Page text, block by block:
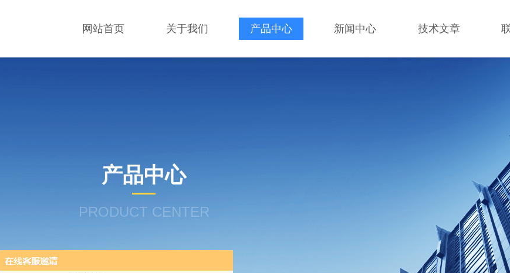
网站首页 关于我们 产品中心 新闻中心 技术文章
产品中心
PRODUCT CENTER